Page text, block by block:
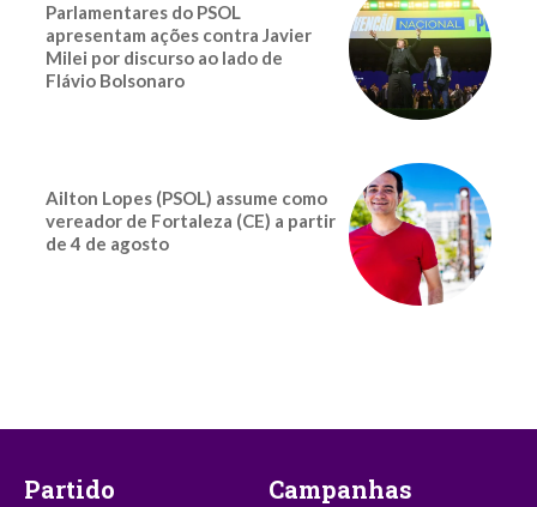
Parlamentares do PSOL
apresentam ações contra Javier
Milei por discurso ao lado de
Flávio Bolsonaro
Ailton Lopes (PSOL) assume como
vereador de Fortaleza (CE) a partir
de 4 de agosto
Partido Campanhas